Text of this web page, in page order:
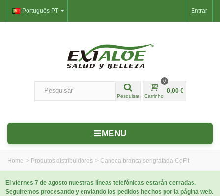
Entrar
Português PT
Pesquisar Carrinho
0
0,00 €
MENU
Home > Produtos distribuidores > Caneca branca serigrafada CoFit
El viernes 7 de agosto nuestras líneas telefónicas estarán cerradas.
Seguiremos procesando y enviando los pedidos hechos por la página web.